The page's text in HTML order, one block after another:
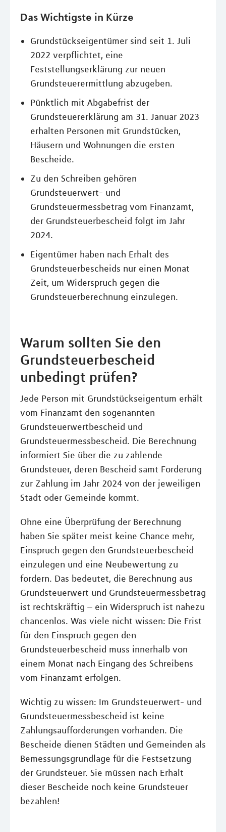
Das Wichtigste in Kürze
Grundstückseigentümer sind seit 1. Juli
2022 verpflichtet, eine
Feststellungserklärung zur neuen
Grundsteuerermittlung abzugeben.
Pünktlich mit Abgabefrist der
Grundsteuererklärung am 31. Januar 2023
erhalten Personen mit Grundstücken,
Häusern und Wohnungen die ersten
Bescheide.
Zu den Schreiben gehören
Grundsteuerwert- und
Grundsteuermessbetrag vom Finanzamt,
der Grundsteuerbescheid folgt im Jahr
2024.
Eigentümer haben nach Erhalt des
Grundsteuerbescheids nur einen Monat
Zeit, um Widerspruch gegen die
Grundsteuerberechnung einzulegen.
Warum sollten Sie den
Grundsteuerbescheid
unbedingt prüfen?
Jede Person mit Grundstückseigentum erhält
vom Finanzamt den sogenannten
Grundsteuerwertbescheid und
Grundsteuermessbescheid. Die Berechnung
informiert Sie über die zu zahlende
Grundsteuer, deren Bescheid samt Forderung
zur Zahlung im Jahr 2024 von der jeweiligen
Stadt oder Gemeinde kommt.
Ohne eine Überprüfung der Berechnung
haben Sie später meist keine Chance mehr,
Einspruch gegen den Grundsteuerbescheid
einzulegen und eine Neubewertung zu
fordern. Das bedeutet, die Berechnung aus
Grundsteuerwert und Grundsteuermessbetrag
ist rechtskräftig – ein Widerspruch ist nahezu
chancenlos. Was viele nicht wissen: Die Frist
für den Einspruch gegen den
Grundsteuerbescheid muss innerhalb von
einem Monat nach Eingang des Schreibens
vom Finanzamt erfolgen.
Wichtig zu wissen: Im Grundsteuerwert- und
Grundsteuermessbescheid ist keine
Zahlungsaufforderungen vorhanden. Die
Bescheide dienen Städten und Gemeinden als
Bemessungsgrundlage für die Festsetzung
der Grundsteuer. Sie müssen nach Erhalt
dieser Bescheide noch keine Grundsteuer
bezahlen!